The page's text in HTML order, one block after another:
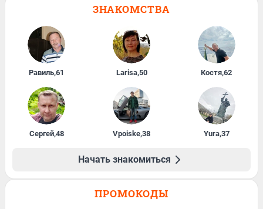
ЗНАКОМСТВА
Равиль,61 Larisa,50 Костя,62
Сергей,48 Vpoiske,38 Yura,37
Начать знакомиться
ПРОМОКОДЫ